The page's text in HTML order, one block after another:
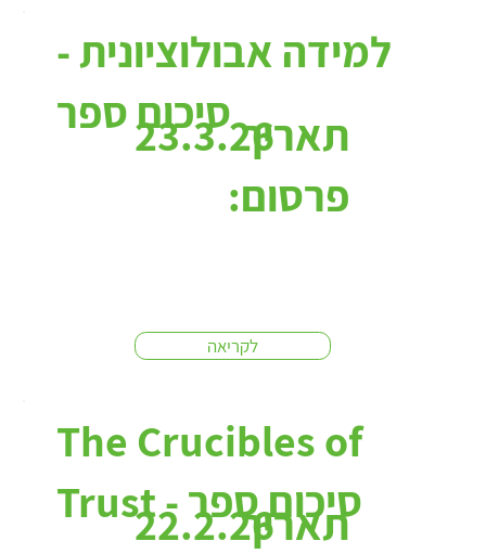
למידה אבולוציונית -
סיכום ספר
לקריאה
23.3.26תאריך
פרסום:
The Crucibles of
Trust - סיכום ספר
22.2.26תאריך